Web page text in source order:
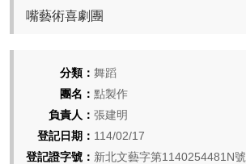
嘴藝術喜劇團
分類： 舞蹈
團名： 點製作
負責人： 張建明
登記日期： 114/02/17
登記證字號： 新北文藝字第1140254481N號